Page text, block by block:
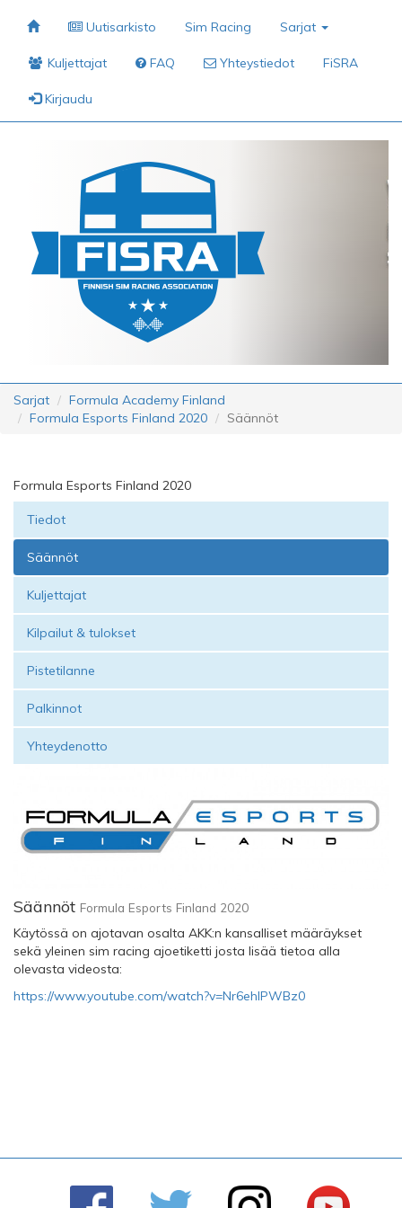
Uutisarkisto Sim Racing Sarjat
Kuljettajat FAQ Yhteystiedot FiSRA
Kirjaudu
Sarjat
Formula Academy Finland
Formula Esports Finland 2020
Säännöt
Formula Esports Finland 2020
Tiedot
Säännöt
Kuljettajat
Kilpailut & tulokset
Pistetilanne
Palkinnot
Yhteydenotto
Säännöt Formula Esports Finland 2020
Käytössä on ajotavan osalta AKK:n kansalliset määräykset
sekä yleinen sim racing ajoetiketti josta lisää tietoa alla
olevasta videosta:
https://www.youtube.com/watch?v=Nr6ehIPWBz0